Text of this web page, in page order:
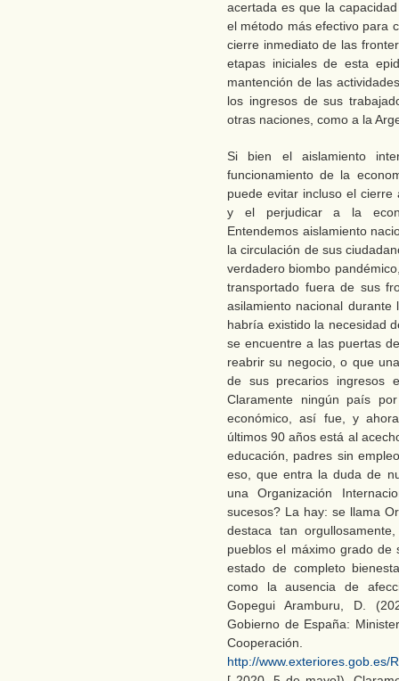
acertada es que la
el método más efectivo para
cierre inmediato de las
etapas iniciales de esta
mantención de las
los ingresos de sus
otras naciones, como a la
Si bien el aislamiento
funcionamiento de la
puede evitar incluso el
y el perjudicar a la
Entendemos aislamiento
la circulación de sus
verdadero biombo
transportado fuera de sus
asilamiento nacional
habría existido la necesidad
se encuentre a las puertas
reabrir su negocio, o que
de sus precarios ingresos
Claramente ningún país
económico, así fue, y
últimos 90 años está al
educación, padres sin
eso, que entra la duda de
una Organización
sucesos? La hay: se llama
destaca tan
pueblos el máximo grado de
estado de completo
como la ausencia de
Gopegui Aramburu, D.
Gobierno de España:
http://www.exteriores.gob.es/